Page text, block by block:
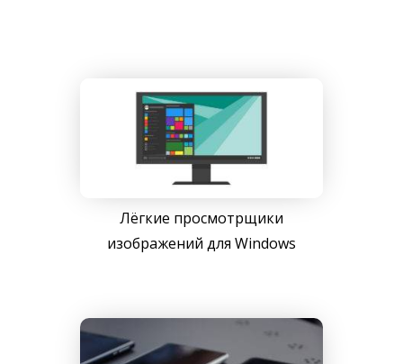
Лёгкие просмотрщики
изображений для Windows